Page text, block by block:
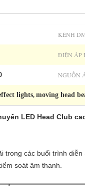
KÊNH
ĐIỆN ÁP
NGUỒN
lights, moving head
LED Head Club
trong các buổi trình
soát âm thanh.